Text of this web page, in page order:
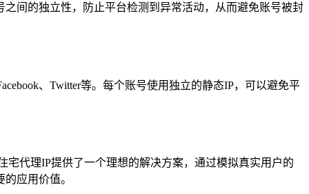
间的独立性，防止平台检测到异常活动，从而避免账号被封
、Twitter等。每个账号使用独立的静态IP，可以避免平
代理IP提供了一个理想的解决方案，通过模拟真实用户的
应用价值。